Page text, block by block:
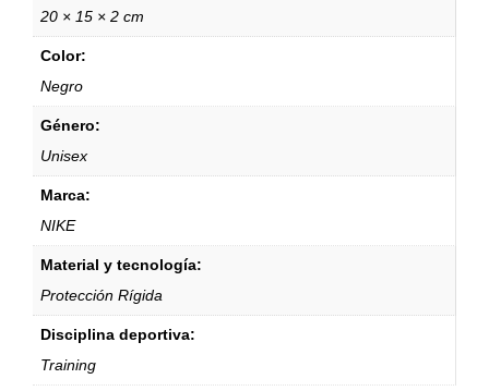
20 × 15 × 2 cm
Color:
Negro
Género:
Unisex
Marca:
NIKE
Material y tecnología:
Protección Rígida
Disciplina deportiva:
Training